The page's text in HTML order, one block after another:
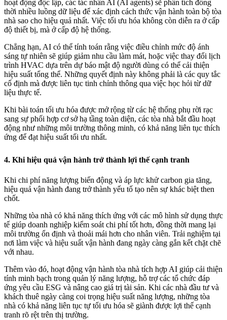
hoạt động độc lập, các tác nhân AI (AI agents) sẽ phân tích đồng
thời nhiều luồng dữ liệu để xác định cách thức vận hành toàn bộ tòa
nhà sao cho hiệu quả nhất. Việc tối ưu hóa không còn diễn ra ở cấp
độ thiết bị, mà ở cấp độ hệ thống.
Chẳng hạn, AI có thể tính toán rằng việc điều chỉnh mức độ ánh
sáng tự nhiên sẽ giúp giảm nhu cầu làm mát, hoặc việc thay đổi lịch
trình HVAC dựa trên dự báo mật độ người dùng có thể cải thiện
hiệu suất tổng thể. Những quyết định này không phải là các quy tắc
cố định mà được liên tục tinh chỉnh thông qua việc học hỏi từ dữ
liệu thực tế.
Khi bài toán tối ưu hóa được mở rộng từ các hệ thống phụ rời rạc
sang sự phối hợp cơ sở hạ tầng toàn diện, các tòa nhà bắt đầu hoạt
động như những môi trường thông minh, có khả năng liên tục thích
ứng để đạt hiệu suất tối ưu nhất.
4. Khi hiệu quả vận hành trở thành lợi thế cạnh tranh
Khi chi phí năng lượng biến động và áp lực khử carbon gia tăng,
hiệu quả vận hành đang trở thành yếu tố tạo nên sự khác biệt then
chốt.
Những tòa nhà có khả năng thích ứng với các mô hình sử dụng thực
tế giúp doanh nghiệp kiểm soát chi phí tốt hơn, đồng thời mang lại
môi trường ổn định và thoải mái hơn cho nhân viên. Trải nghiệm tại
nơi làm việc và hiệu suất vận hành đang ngày càng gắn kết chặt chẽ
với nhau.
Thêm vào đó, hoạt động vận hành tòa nhà tích hợp AI giúp cải thiện
tính minh bạch trong quản lý năng lượng, hỗ trợ các tổ chức đáp
ứng yêu cầu ESG và nâng cao giá trị tài sản. Khi các nhà đầu tư và
khách thuê ngày càng coi trọng hiệu suất năng lượng, những tòa
nhà có khả năng liên tục tự tối ưu hóa sẽ giành được lợi thế cạnh
tranh rõ rệt trên thị trường.